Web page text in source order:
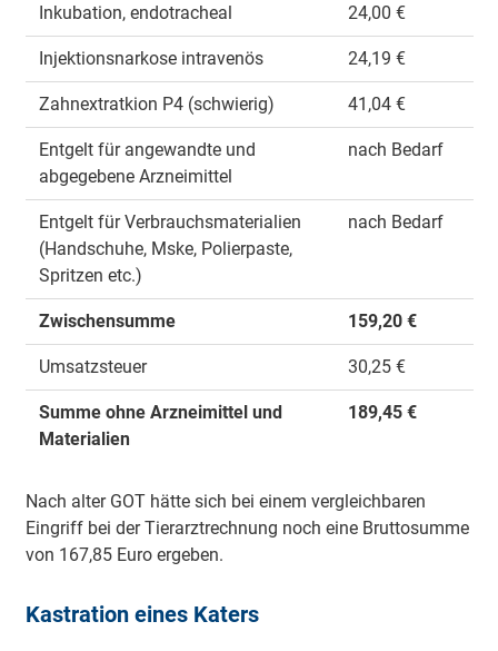
Inkubation, endotracheal 24,00 €
Injektionsnarkose intravenös 24,19 €
Zahnextratkion P4 (schwierig) 41,04 €
Entgelt für angewandte und
abgegebene Arzneimittel
nach Bedarf
Entgelt für Verbrauchsmaterialien
(Handschuhe, Mske, Polierpaste,
Spritzen etc.)
nach Bedarf
Zwischensumme 159,20 €
Umsatzsteuer 30,25 €
Summe ohne Arzneimittel und
Materialien
189,45 €
Nach alter GOT hätte sich bei einem vergleichbaren
Eingriff bei der Tierarztrechnung noch eine Bruttosumme
von 167,85 Euro ergeben.
Kastration eines Katers